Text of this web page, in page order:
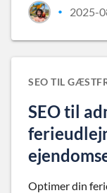
• 2025-
SEO TIL
SEO til
Optimer din